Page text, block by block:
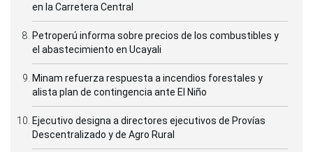
en la Carretera Central
Petroperú informa sobre precios de los combustibles y
el abastecimiento en Ucayali
Minam refuerza respuesta a incendios forestales y
alista plan de contingencia ante El Niño
Ejecutivo designa a directores ejecutivos de Provías
Descentralizado y de Agro Rural